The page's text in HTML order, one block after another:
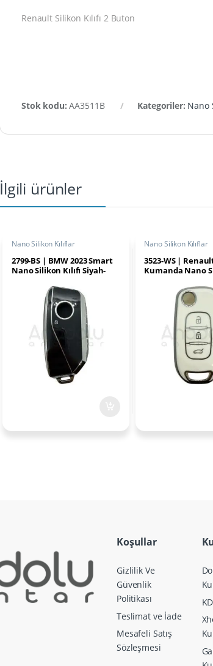
Renault Silikon Kılıfı 2 Buton
Stok kodu:AA3511B Kategoriler: Nano
İlgili ürünler
Nano Silikon Kılıflar
2799-BS | BMW 2023 Smart
Nano Silikon Kılıfı Siyah-
Nano Silikon Kılıflar
3523-WS |
Kumanda Nano
Koşullar
Gizlilik Ve
Güvenlik
Politikası
Teslimat ve İade
Mesafeli Satış
Sözleşmesi